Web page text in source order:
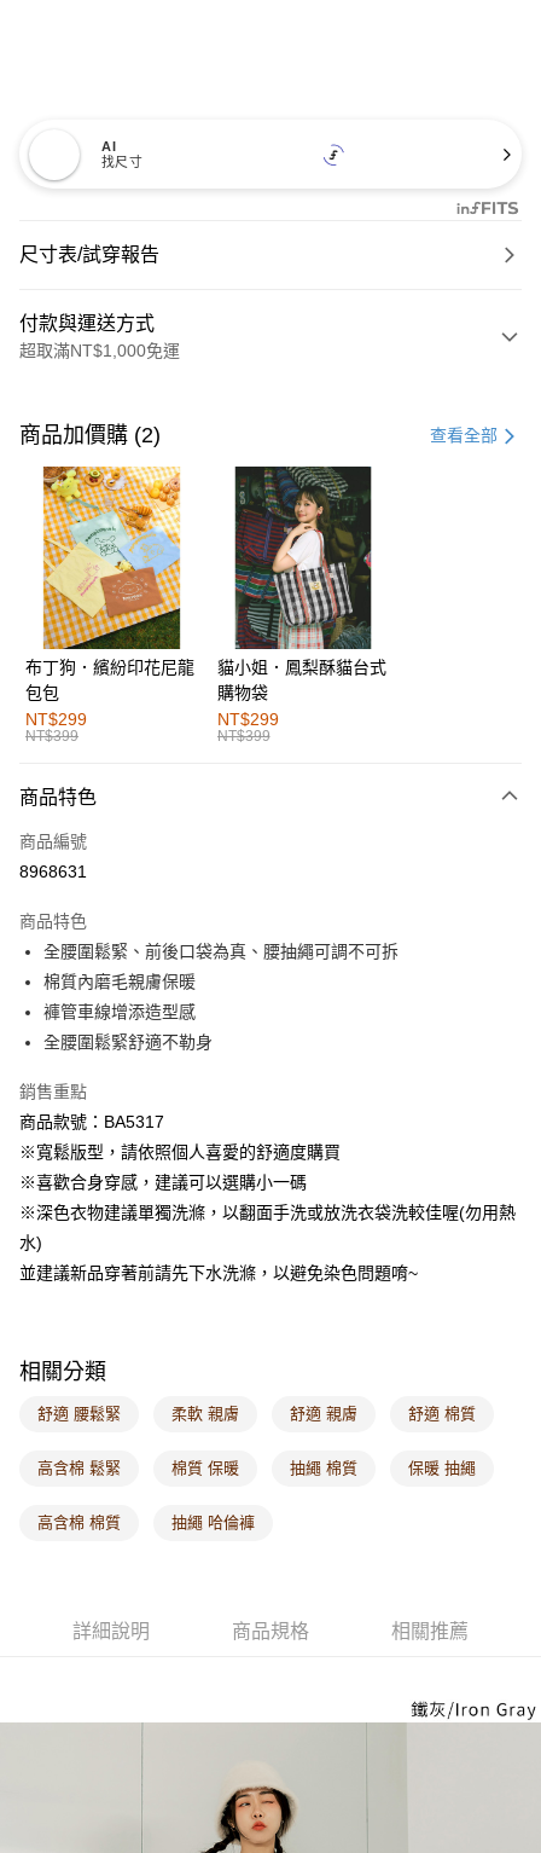
AI
找尺寸
尺寸表/試穿報告
付款與運送方式
超取滿NT$1,000免運
信用卡一次付款
購物金
超商取貨付款
LINE Pay
街口支付
運送方式
全家取貨付款
每筆NT$60，滿NT$1,000(含以上)免運費
付款後全家取貨
萊爾富取貨付款
付款後萊爾富取貨
每筆NT$60，滿NT$1,000(含以上)免運費
7-11取貨付款
每筆NT$60，滿NT$1,000(含以上)免運費
付款後7-11取貨
每筆NT$60，滿NT$1,000(含以上)免運費
宅配
每筆NT$120，滿NT$1,000(含以上)免運費
付款後門市自取
每筆NT$60，滿NT$1,000(含以上)免運費
海外配送-其他亞洲地區
海外配送-歐美地區 查看運費
商品加價購 (2) 查看全部
布丁狗．繽紛印花尼龍
包包
NT$299
NT$399
貓小姐．鳳梨酥貓台式
購物袋
NT$299
NT$399
商品特色
商品編號
8968631
商品特色
全腰圍鬆緊、前後口袋為真、腰抽繩可調不可拆
棉質內磨毛親膚保暖
褲管車線增添造型感
全腰圍鬆緊舒適不勒身
銷售重點
商品款號：BA5317
※寬鬆版型，請依照個人喜愛的舒適度購買
※喜歡合身穿感，建議可以選購小一碼
※深色衣物建議單獨洗滌，以翻面手洗或放洗衣袋洗較佳喔(勿用熱
水)
並建議新品穿著前請先下水洗滌，以避免染色問題唷~
相關分類
舒適 腰鬆緊 柔軟 親膚 舒適 親膚 舒適 棉質
高含棉 鬆緊 棉質 保暖 抽繩 棉質 保暖 抽繩
高含棉 棉質 抽繩 哈倫褲
詳細說明 商品規格 相關推薦